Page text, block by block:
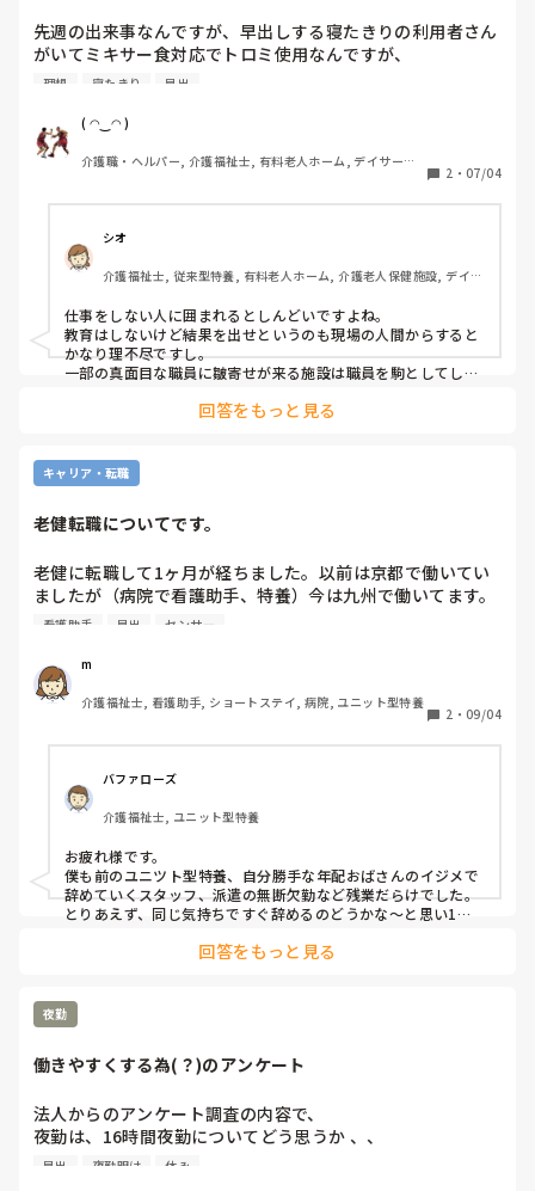
先週の出来事なんですが、早出しする寝たきりの利用者さん
がいてミキサー食対応でトロミ使用なんですが、
遅番専属の方が夕食介助後休憩に入る。日勤者のスタッフが
たきりの利用者がチアノーゼになっている。
ベッドは何故かフラットのままᕦ(ò_óˇ)ᕤ
慌てて訪看に連絡入れ事なきを得るᕦ(ò_óˇ)ᕤ
発見した日勤者はヒヤリハットも書かない、食事介助した本
人はケロッとして、夜勤入りの私に申し送るᕦ(ò_óˇ)ᕤ
管理者は一切関係ないみたいですけどm(._.)m
当の本人は一切反省ないᕦ(ò_óˇ)ᕤ
ショート利用の認知症の利用者の対応を誤り不穏にさせる。
娘さんが迎えに来て帰すと言う事を先月したのも
不問らしく、何でもありなんだと再認識するところだった
ᕦ(ò_óˇ)ᕤ
貴方は一切教育も何にもせず、ただ部下にやれやれと言う事
現場のスタッフは毎日迷惑してますけどᕦ(ò_óˇ)ᕤ
お花畑の理想論で介護はできませんm(._.)m
理想 寝たきり 早出
( ◠‿◠ )
介護職・ヘルパー, 介護福祉士, 有料老人ホーム, デイサービ
2 ・ 07/04
シオ
介護福祉士, 従来型特養, 有料老人ホーム, 介護老人保健施設, デイケ
機能型居宅介護
仕事をしない人に囲まれるとしんどいですよね。
教育はしないけど結果を出せというのも現場の人間からすると
かなり理不尽ですし。
一部の真面目な職員に皺寄せが来る施設は職員を駒としてしか
回答をもっと見る
キャリア・転職
老健転職についてです。
老健に転職して1ヶ月が経ちました。以前は京都で働いてい
ましたが（病院で看護助手、特養）今は九州で働いてます。
なんかヤバ目の施設に転職したのではないかと不安でいっぱ
まず、ナースコールはありますが、ピッチに連動型ではな
く、ピッチがありません。初めてピッチがない施設に当たり
屋の前が光るのと音はしっかりでます。居室に行き、対応を
する感じです。基本日中はみんなフロアで起きてます。セン
サーはありますが、それぞれ音楽が分けてあり、職員が反応
しています。
でも夜勤の時2人職員で入るため、他利用者対応中、コール
がなっても廊下に出ないと誰がなってるか分からない見たい
です。今働いている人達は、ピッチが無いことに疑問も持た
ないのかなと思ってます。
教育体制もこれが普通なのか分からないですが、最初は日勤
階で日勤と早出は自立してますが、一回職員についてもら
い、次からは1人で入らなければなりません。経験はありま
よってもやり方、回し方が違うため毎日戸惑いでしかありま
が、働いていてこの動き方であっているのか不安です。前の
施設はいくら経験者であっても最低3回は付きでのシフトで
調整をしていました。
看護助手 早出 センサー
m
介護福祉士, 看護助手, ショートステイ, 病院, ユニット型特養
2 ・ 09/04
バファローズ
介護福祉士, ユニット型特養
お疲れ様です。
僕も前のユニツト型特養、自分勝手な年配おばさんのイジメで
辞めていくスタッフ、派遣の無断欠勤など残業だらけでした。
とりあえず、同じ気持ちですぐ辞めるのどうかな～と思い1年
スト削減で変えない、よくないですね～。
でしょうね
回答をもっと見る
夜勤
働きやすくする為(？)のアンケート
法人からのアンケート調査の内容で、
夜勤は、16時間夜勤についてどう思うか 、、
って聞かれてて、
早出 夜勤明け 休み